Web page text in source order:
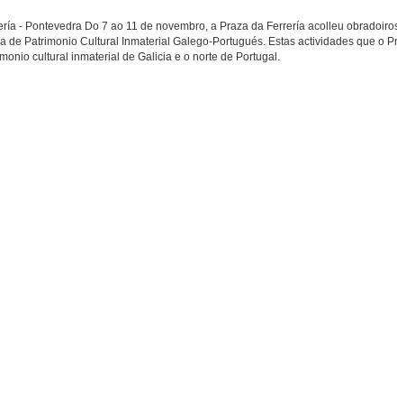
- Pontevedra Do 7 ao 11 de novembro, a Praza da Ferrería acolleu
Patrimonio Cultural Inmaterial Galego-Portugués. Estas actividades que o
cultural inmaterial de Galicia e o norte de Portugal.